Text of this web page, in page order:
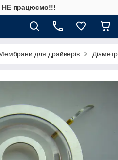
НЕ працюємо!!!
для драйверів